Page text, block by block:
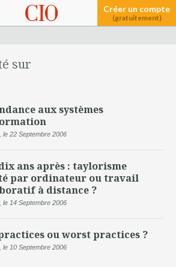
Créer un compte
(gratuitement)
sur
aux systèmes
,le 22 Septembre 2006
dix ans après : taylorisme
par ordinateur ou travail
à distance ?
,le 14 Septembre 2006
ou worst practices ?
,le 10 Septembre 2006